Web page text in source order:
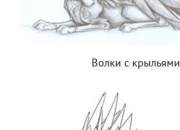
Волки с крыльями